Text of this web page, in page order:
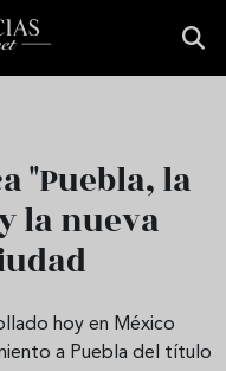
"Puebla, la
la nueva
hoy en México
a Puebla del título